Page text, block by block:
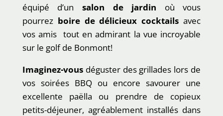
équipé d’un salon de jardin où vous
pourrez boire de délicieux cocktails avec
vos amis tout en admirant la vue incroyable
sur le golf de Bonmont!
Imaginez-vous déguster des grillades lors de
vos soirées BBQ ou encore savourer une
excellente paëlla ou prendre de copieux
petits-déjeuner, agréablement installés dans